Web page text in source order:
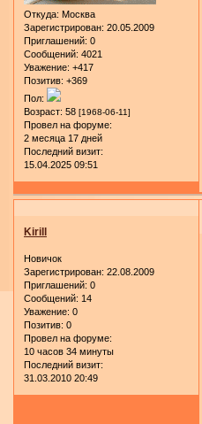
Откуда: Москва
Зарегистрирован: 20.05.2009
Приглашений: 0
Сообщений: 4021
Уважение: +417
Позитив: +369
Пол:
Возраст: 58 [1968-06-11]
Провел на форуме:
2 месяца 17 дней
Последний визит:
15.04.2025 09:51
Kirill
Новичок
Зарегистрирован: 22.08.2009
Приглашений: 0
Сообщений: 14
Уважение: 0
Позитив: 0
Провел на форуме:
10 часов 34 минуты
Последний визит:
31.03.2010 20:49